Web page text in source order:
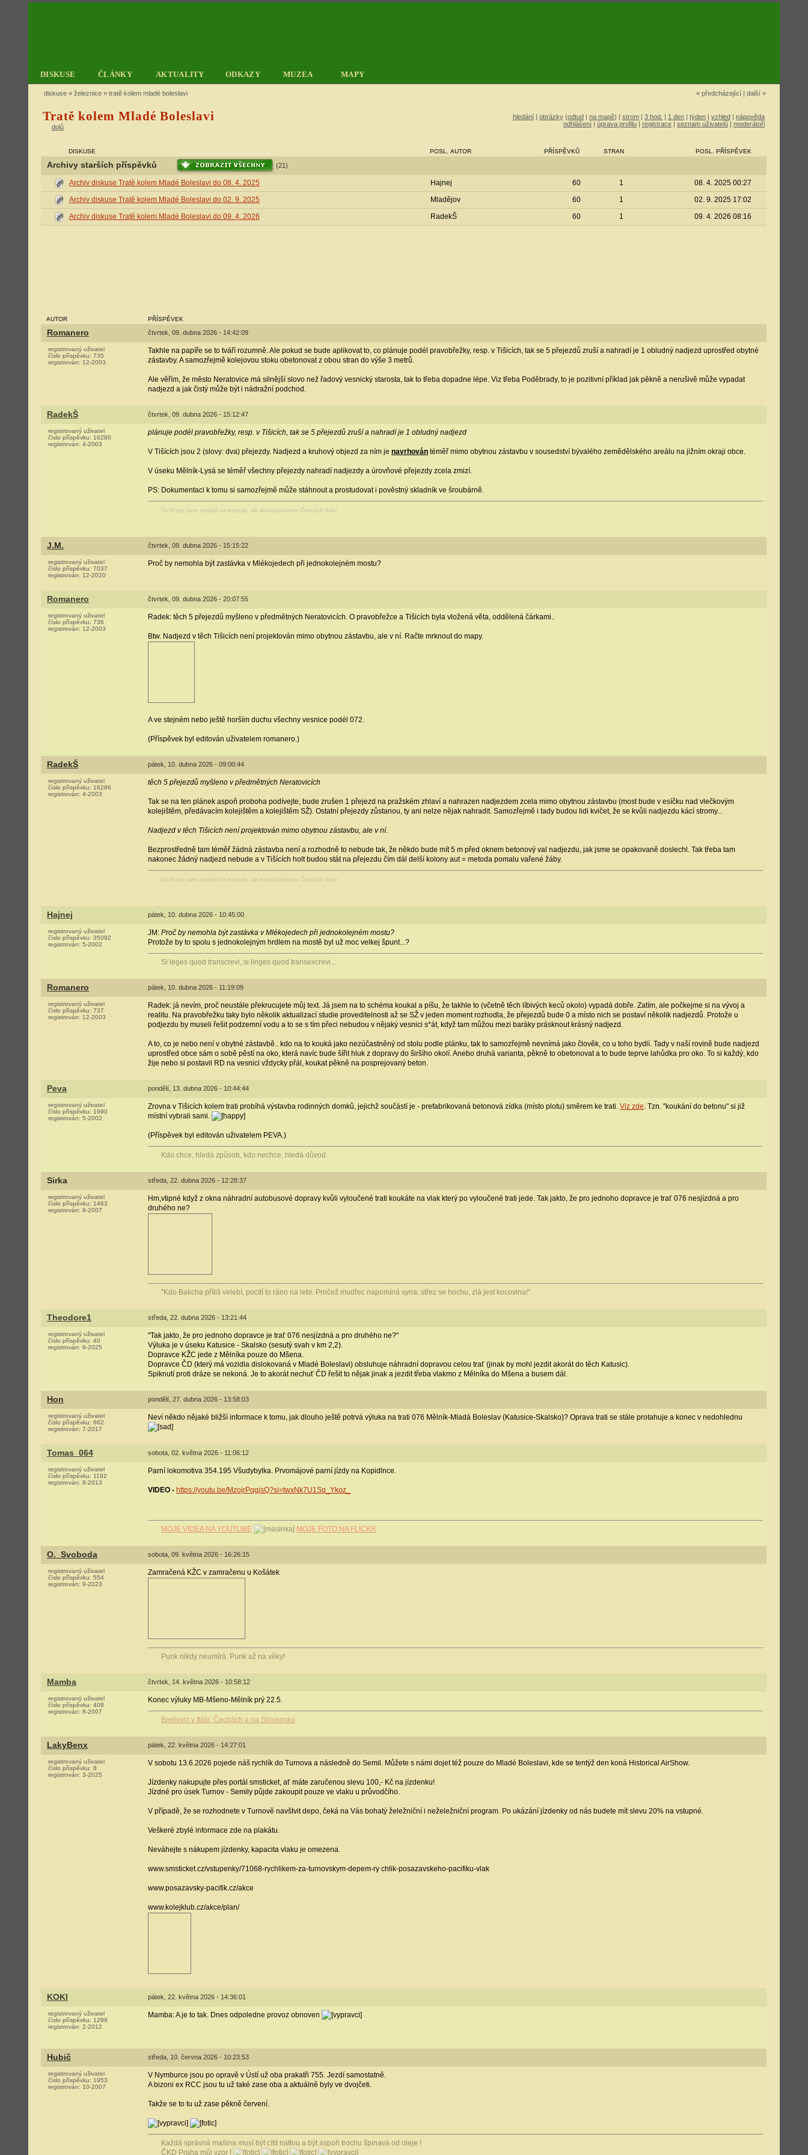
DISKUSE ČLÁNKY AKTUALITY ODKAZY MUZEA MAPY
diskuse » železnice » tratě kolem mladé boleslavi « předcházející | další »
Tratě kolem Mladé Boleslavi
dolů
hledání | obrázky (odtud | na mapě) | strom | 3 hod. | 1 den | týden | vzhled | nápověda
odhlášení | úprava profilu | registrace | seznam uživatelů | moderátoři
DISKUSE POSL. AUTOR PŘÍSPĚVKŮ STRAN POSL. PŘÍSPĚVEK
Archivy starších příspěvků (21)
Archiv diskuse Tratě kolem Mladé Boleslavi do 08. 4. 2025 Hajnej 60 1
08. 4. 2025 00:27
Archiv diskuse Tratě kolem Mladé Boleslavi do 02. 9. 2025
Mladějov 60 1
02. 9. 2025 17:02
Archiv diskuse Tratě kolem Mladé Boleslavi do 09. 4. 2026
RadekŠ 60 1 09. 4. 2026 08:16
AUTOR PŘÍSPĚVEK
Romanero čtvrtek, 09. dubna 2026 - 14:42:09
registrovaný uživatel
číslo příspěvku: 735
registrován: 12-2003
Takhle na papíře se to tváří rozumně. Ale pokud se bude aplikovat to, co plánuje podél pravobřežky, resp. v Tišicích, tak se 5 přejezdů zruší a nahradí je 1 obludný nadjezd uprostřed obytné
zástavby. A samozřejmě kolejovou stoku obetonovat z obou stran do výše 3 metrů.
Ale věřím, že město Neratovice má silnější slovo než řadový vesnický starosta, tak to třeba dopadne lépe. Viz třeba Poděbrady, to je pozitivní příklad jak pěkně a nerušivě může vypadat
nadjezd a jak čistý může být i nádražní podchod.
RadekŠ čtvrtek, 09. dubna 2026 - 15:12:47
registrovaný uživatel
číslo příspěvku: 16280
registrován: 4-2003
plánuje podél pravobřežky, resp. v Tišicích, tak se 5 přejezdů zruší a nahradí je 1 obludný nadjezd
V Tišících jsou 2 (slovy: dva) přejezdy. Nadjezd a kruhový objezd za ním je navrhován téměř mimo obytnou zástavbu v sousedství bývalého zemědělského areálu na jižním okraji obce.
V úseku Mělník-Lysá se téměř všechny přejezdy nahradí nadjezdy a úrovňové přejezdy zcela zmizí.
PS: Dokumentaci k tomu si samozřejmě může stáhnout a prostudovat i pověstný skladník ve šroubárně.
Do Prahy jsem nepřijel na mopedu, ale dvanáctiválcem Českých drah!
J.M. čtvrtek, 09. dubna 2026 - 15:15:22
registrovaný uživatel
číslo příspěvku: 7037
registrován: 12-2020
Proč by nemohla být zastávka v Mlékojedech při jednokolejném mostu?
Romanero čtvrtek, 09. dubna 2026 - 20:07:55
registrovaný uživatel
číslo příspěvku: 736
registrován: 12-2003
Radek: těch 5 přejezdů myšleno v předmětných Neratovicích. O pravobřežce a Tišicích byla vložená věta, oddělená čárkami..
Btw. Nadjezd v těch Tišicích není projektován mimo obytnou zástavbu, ale v ní. Račte mrknout do mapy.
A ve stejném nebo ještě horším duchu všechny vesnice podél 072.
(Příspěvek byl editován uživatelem romanero.)
RadekŠ pátek, 10. dubna 2026 - 09:00:44
registrovaný uživatel
číslo příspěvku: 16286
registrován: 4-2003
těch 5 přejezdů myšleno v předmětných Neratovicích
Tak se na ten plánek aspoň proboha podívejte, bude zrušen 1 přejezd na pražském zhlaví a nahrazen nadjezdem zcela mimo obytnou zástavbu (most bude v esíčku nad vlečkovým
kolejištěm, předávacím kolejištěm a kolejištěm SŽ). Ostatní přejezdy zůstanou, ty ani nelze nějak nahradit. Samozřejmě i tady budou lidi kvičet, že se kvůli nadjezdu kácí stromy...
Nadjezd v těch Tišicích není projektován mimo obytnou zástavbu, ale v ní.
Bezprostředně tam téměř žádná zástavba není a rozhodně to nebude tak, že někdo bude mít 5 m před oknem betonový val nadjezdu, jak jsme se opakovaně doslechl. Tak třeba tam
nakonec žádný nadjezd nebude a v Tišících holt budou stát na přejezdu čím dál delší kolony aut = metoda pomalu vařené žáby.
Do Prahy jsem nepřijel na mopedu, ale dvanáctiválcem Českých drah!
Hajnej pátek, 10. dubna 2026 - 10:45:00
registrovaný uživatel
číslo příspěvku: 35092
registrován: 5-2002
JM: Proč by nemohla být zastávka v Mlékojedech při jednokolejném mostu?
Protože by to spolu s jednokolejným hrdlem na mostě byl už moc velkej špunt...?
Si leges quod transcrevi, si linges quod transexcrevi...
Romanero pátek, 10. dubna 2026 - 11:19:09
registrovaný uživatel
číslo příspěvku: 737
registrován: 12-2003
Radek: já nevím, proč neustále překrucujete můj text. Já jsem na to schéma koukal a píšu, že takhle to (včetně těch líbivých keců okolo) vypadá dobře. Zatím, ale počkejme si na vývoj a
realitu. Na pravobřežku taky bylo několik aktualizací studie proveditelnosti až se SŽ v jeden moment rozhodla, že přejezdů bude 0 a místo nich se postaví několik nadjezdů. Protože u
podjezdu by museli řešit podzemní vodu a to se s tím přeci nebudou v nějaký vesnici s*át, když tam můžou mezi baráky prásknout krásný nadjezd.
A to, co je nebo není v obytné zástavbě.. kdo na to kouká jako nezúčastněný od stolu podle plánku, tak to samozřejmě nevnímá jako člověk, co u toho bydlí. Tady v naší rovině bude nadjezd
uprostřed obce sám o sobě pěstí na oko, která navíc bude šířit hluk z dopravy do širšího okolí. Anebo druhá varianta, pěkně to obetonovat a to bude teprve lahůdka pro oko. To si každý, kdo
žije nebo si postavil RD na vesnici vždycky přál, koukat pěkně na posprejovaný beton.
Peva pondělí, 13. dubna 2026 - 10:44:44
registrovaný uživatel
číslo příspěvku: 1990
registrován: 5-2002
Zrovna v Tišicích kolem trati probíhá výstavba rodinných domků, jejichž součástí je - prefabrikovaná betonová zídka (místo plotu) směrem ke trati. Viz zde. Tzn. "koukání do betonu" si již
místní vybrali sami.
(Příspěvek byl editován uživatelem PEVA.)
Kdo chce, hledá způsob, kdo nechce, hledá důvod.
Sirka středa, 22. dubna 2026 - 12:28:37
registrovaný uživatel
číslo příspěvku: 1463
registrován: 9-2007
Hm,vtipné když z okna náhradní autobusové dopravy kvůli vyloučené trati koukáte na vlak který po vyloučené trati jede. Tak jakto, že pro jednoho dopravce je trať 076 nesjízdná a pro
druhého ne?
"Kdo Bakcha příliš velebí, pocítí to ráno na lebi. Pročež mudřec napomíná syna: střez se hochu, zlá jest kocovina!"
Theodore1 středa, 22. dubna 2026 - 13:21:44
registrovaný uživatel
číslo příspěvku: 40
registrován: 9-2025
"Tak jakto, že pro jednoho dopravce je trať 076 nesjízdná a pro druhého ne?"
Výluka je v úseku Katusice - Skalsko (sesutý svah v km 2,2).
Dopravce KŽC jede z Mělníka pouze do Mšena.
Dopravce ČD (který má vozidla dislokovaná v Mladé Boleslavi) obsluhuje náhradní dopravou celou trať (jinak by mohl jezdit akorát do těch Katusic).
Spiknutí proti dráze se nekoná. Je to akorát nechuť ČD řešit to nějak jinak a jezdit třeba vlakmo z Mělníka do Mšena a busem dál.
Hon pondělí, 27. dubna 2026 - 13:58:03
registrovaný uživatel
číslo příspěvku: 662
registrován: 7-2017
Neví někdo nějaké bližší informace k tomu, jak dlouho ještě potrvá výluka na trati 076 Mělník-Mladá Boleslav (Katusice-Skalsko)? Oprava trati se stále protahuje a konec v nedohlednu
Tomas_064 sobota, 02. května 2026 - 11:06:12
registrovaný uživatel
číslo příspěvku: 1192
registrován: 8-2013
Parní lokomotiva 354.195 Všudybylka. Prvomájové parní jízdy na Kopidlnce.
VIDEO - https://youtu.be/MzojrPqgjsQ?si=twxNk7U1Sq_Ykoz_
MOJE VIDEA NA YOUTUBE MOJE FOTO NA FLICKR
O._Svoboda sobota, 09. května 2026 - 16:26:15
registrovaný uživatel
číslo příspěvku: 554
registrován: 9-2023
Zamračená KŽC v zamračenu u Košátek
Punk nikdy neumírá. Punk až na věky!
Mamba čtvrtek, 14. května 2026 - 10:58:12
registrovaný uživatel
číslo příspěvku: 408
registrován: 8-2007
Konec výluky MB-Mšeno-Mělník prý 22.5.
Brejlovci v Itálii, Čechách a na Slovensku
LakyBenx pátek, 22. května 2026 - 14:27:01
registrovaný uživatel
číslo příspěvku: 8
registrován: 3-2025
V sobotu 13.6.2026 pojede náš rychlík do Turnova a následně do Semil. Můžete s námi dojet též pouze do Mladé Boleslavi, kde se tentýž den koná Historical AirShow.
Jízdenky nakupujte přes portál smsticket, ať máte zaručenou slevu 100,- Kč na jízdenku!
Jízdné pro úsek Turnov - Semily půjde zakoupit pouze ve vlaku u průvodčího.
V případě, že se rozhodnete v Turnově navštvit depo, čeká na Vás bohatý želežniční i neželežniční program. Po ukázání jízdenky od nás budete mít slevu 20% na vstupné.
Veškeré zbylé informace zde na plakátu.
Neváhejte s nákupem jízdenky, kapacita vlaku je omezena.
www.smsticket.cz/vstupenky/71068-rychlikem-za-turnovskym-depem-ry chlik-posazavskeho-pacifiku-vlak
www.posazavsky-pacifik.cz/akce
www.kolejklub.cz/akce/plan/
KOKI pátek, 22. května 2026 - 14:36:01
registrovaný uživatel
číslo příspěvku: 1299
registrován: 2-2012
Mamba: A je to tak. Dnes odpoledne provoz obnoven
Hubič středa, 10. června 2026 - 10:23:53
registrovaný uživatel
číslo příspěvku: 1953
registrován: 10-2007
V Nymburce jsou po opravě v Ústí už oba prakatři 755. Jezdí samostatně.
A bizoni ex RCC jsou tu už také zase oba a aktuálně byly ve dvojčeti.
Takže se to tu už zase pěkně červení.
Každá správná mašina musí být cítit naftou a být aspoň trochu špinavá od oleje !
ČKD Praha můj vzor !